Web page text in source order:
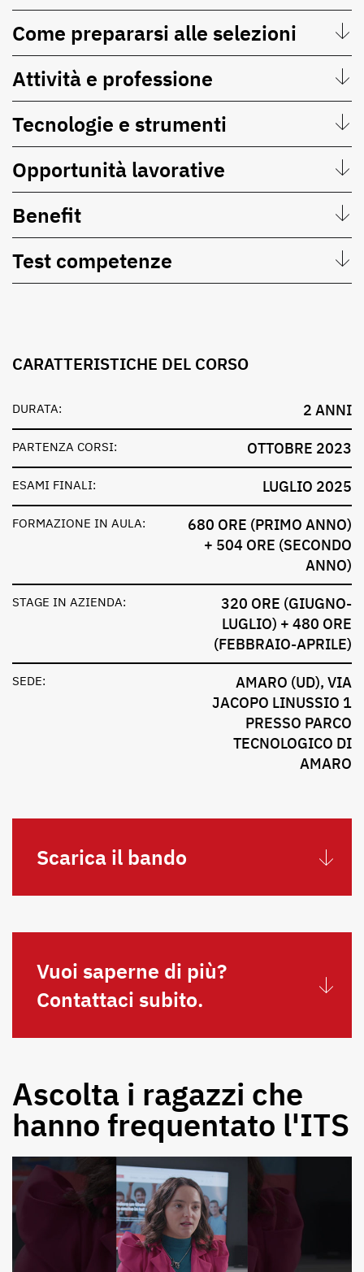
Come prepararsi alle selezioni
Attività e professione
Tecnologie e strumenti
Opportunità lavorative
Benefit
Test competenze
CARATTERISTICHE DEL CORSO
DURATA: 2 ANNI
PARTENZA CORSI: OTTOBRE 2023
ESAMI FINALI: LUGLIO 2025
FORMAZIONE IN AULA:
680 ORE (PRIMO ANNO)
+ 504 ORE (SECONDO
ANNO)
STAGE IN AZIENDA:
320 ORE (GIUGNO-
LUGLIO) + 480 ORE
(FEBBRAIO-APRILE)
SEDE:
AMARO (UD), VIA
JACOPO LINUSSIO 1
PRESSO PARCO
TECNOLOGICO DI
AMARO
Scarica il bando
Vuoi saperne di più?
Contattaci subito.
Ascolta i ragazzi che
hanno frequentato l'ITS